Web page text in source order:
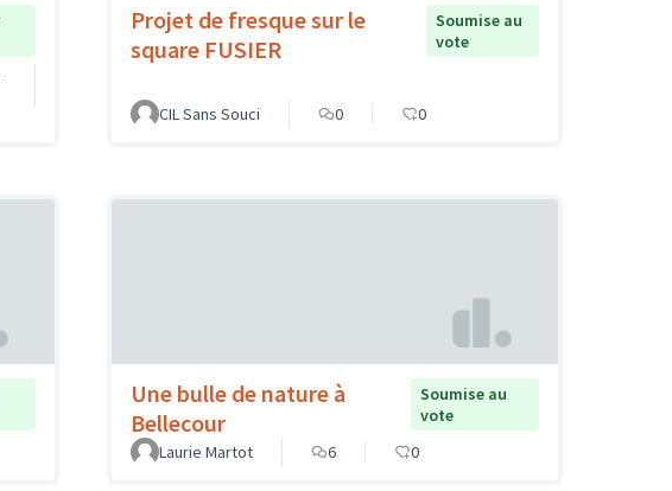
Projet de fresque sur le
square FUSIER
Soumise au
vote
CIL Sans Souci 0 0
Une bulle de nature à
Bellecour
Soumise au
vote
Laurie Martot
6 0